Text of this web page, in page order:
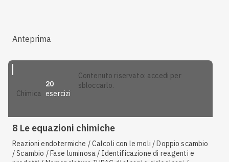
Anteprima
chimica
20
esercizi
contenuto riservato: accedi per
sbloccarlo.
8 Le equazioni chimiche
Reazioni endotermiche / Calcoli con le moli / Doppio scambio
/ Scambio / Fase luminosa / Identificazione di reagenti e